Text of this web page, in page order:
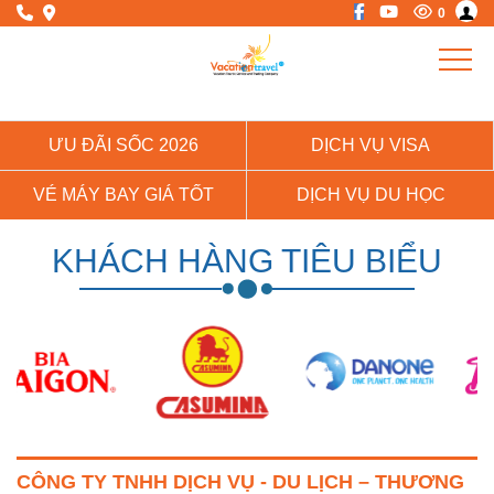
0
ƯU ĐÃI SỐC 2026 DỊCH VỤ VISA
VÉ MÁY BAY GIÁ TỐT DỊCH VỤ DU HỌC
KHÁCH HÀNG TIÊU BIỂU
CÔNG TY TNHH DỊCH VỤ - DU LỊCH – THƯƠNG